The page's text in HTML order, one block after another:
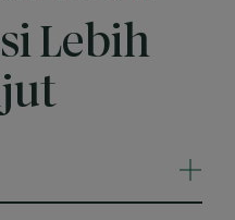
Lebih